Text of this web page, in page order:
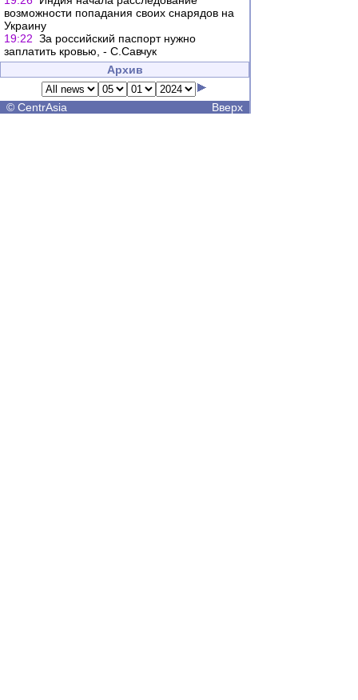
возможности попадания своих снарядов на
Украину
19:22 За российский паспорт нужно
заплатить кровью, - С.Савчук
Архив
© CentrAsia Вверх